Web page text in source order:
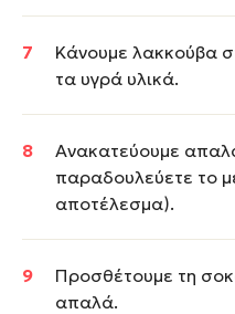
Κάνουμε λακκούβα
τα υγρά υλικά.
Ανακατεύουμε
παραδουλεύετε το
αποτέλεσμα).
Προσθέτουμε τη
απαλά.